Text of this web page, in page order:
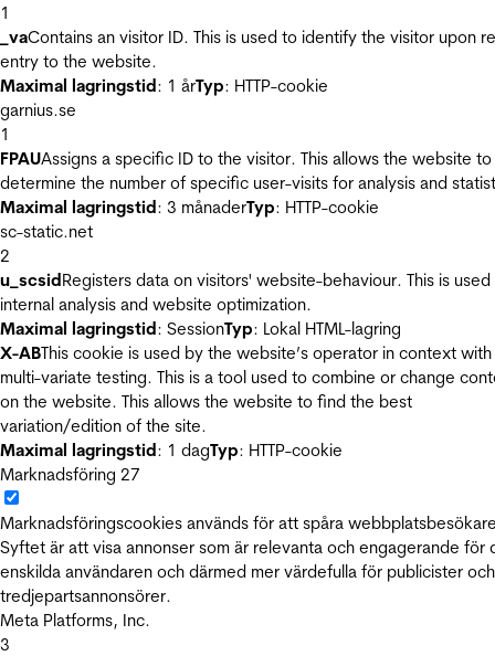
1
_vaContains an visitor ID. This is used to identify the visitor upon
entry to the website.
Maximal lagringstid: 1 årTyp: HTTP-cookie
garnius.se
1
FPAUAssigns a specific ID to the visitor. This allows the website to
determine the number of specific user-visits for analysis and
Maximal lagringstid: 3 månaderTyp: HTTP-cookie
sc-static.net
2
u_scsidRegisters data on visitors' website-behaviour. This is
internal analysis and website optimization.
Maximal lagringstid: SessionTyp: Lokal HTML-lagring
X-ABThis cookie is used by the website’s operator in context with
multi-variate testing. This is a tool used to combine or change
on the website. This allows the website to find the best
variation/edition of the site.
Maximal lagringstid: 1 dagTyp: HTTP-cookie
Marknadsföring 27
Marknadsföringscookies används för att spåra
Syftet är att visa annonser som är relevanta och engagerande för
enskilda användaren och därmed mer värdefulla för publicister och
tredjepartsannonsörer.
Meta Platforms, Inc.
3